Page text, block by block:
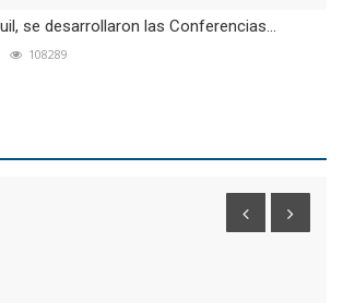
se desarrollaron las Conferencias...
108289